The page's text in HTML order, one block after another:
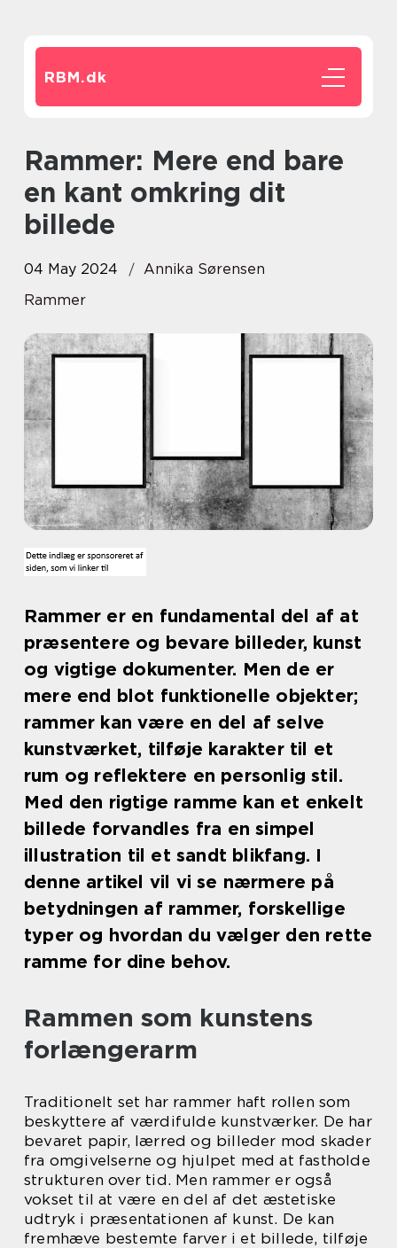
RBM.dk
Rammer: Mere end bare
en kant omkring dit
billede
04 May 2024
Annika Sørensen
Rammer
Rammer er en fundamental del af at
præsentere og bevare billeder, kunst
og vigtige dokumenter. Men de er
mere end blot funktionelle objekter;
rammer kan være en del af selve
kunstværket, tilføje karakter til et
rum og reflektere en personlig stil.
Med den rigtige ramme kan et enkelt
billede forvandles fra en simpel
illustration til et sandt blikfang. I
denne artikel vil vi se nærmere på
betydningen af rammer, forskellige
typer og hvordan du vælger den rette
ramme for dine behov.
Rammen som kunstens
forlængerarm
Traditionelt set har rammer haft rollen som
beskyttere af værdifulde kunstværker. De har
bevaret papir, lærred og billeder mod skader
fra omgivelserne og hjulpet med at fastholde
strukturen over tid. Men rammer er også
vokset til at være en del af det æstetiske
udtryk i præsentationen af kunst. De kan
fremhæve bestemte farver i et billede, tilføje